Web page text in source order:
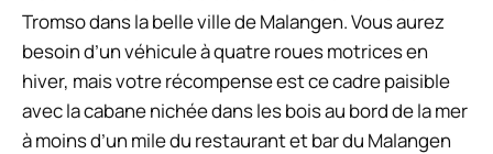
Tromso dans la belle ville de Malangen. Vous aurez
besoin d’un véhicule à quatre roues motrices en
hiver, mais votre récompense est ce cadre paisible
avec la cabane nichée dans les bois au bord de la mer
à moins d’un mile du restaurant et bar du Malangen